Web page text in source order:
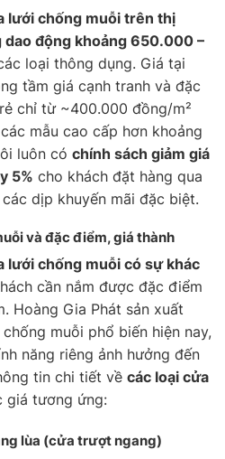
lưới chống muỗi trên thị
động khoảng 650.000 –
loại thông dụng. Giá tại
tầm giá cạnh tranh và đặc
chỉ từ ~400.000 đồng/m²
mẫu cao cấp hơn khoảng
luôn có chính sách giảm giá
5% cho khách đặt hàng qua
dịp khuyến mãi đặc biệt.
và đặc điểm, giá thành
lưới chống muỗi có sự khác
cần nắm được đặc điểm
Hoàng Gia Phát sản xuất
muỗi phổ biến hiện nay,
năng riêng ảnh hưởng đến
tin chi tiết về các loại cửa
giá tương ứng:
lùa (cửa trượt ngang)